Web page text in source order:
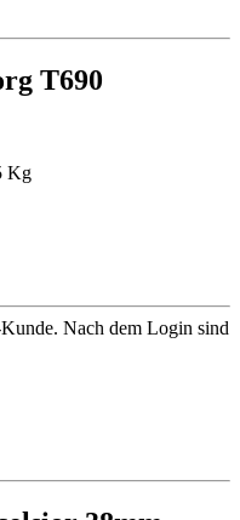
T690
Kg
Nach dem Login sind